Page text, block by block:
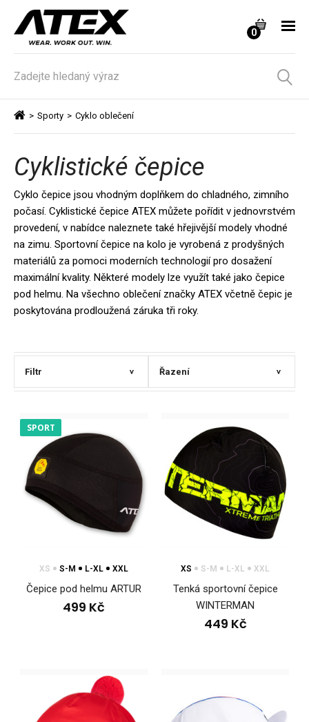
0
> Sporty > Cyklo oblečení
Cyklistické čepice
Cyklo čepice jsou vhodným doplňkem do chladného, zimního
počasí. Cyklistické čepice ATEX můžete pořídit v jednovrstvém
provedení, v nabídce naleznete také hřejivější modely vhodné
na zimu. Sportovní čepice na kolo je vyrobená z prodyšných
materiálů za pomoci moderních technologií pro dosažení
maximální kvality. Některé modely lze využít také jako čepice
pod helmu. Na všechno oblečení značky ATEX včetně čepic je
poskytována prodloužená záruka tři roky.
Filtr > Řazení >
Čepice pod helmu ARTUR
499 Kč
SPORT
XS S-M L-XL XXL
Čepice pod helmu ARTUR
499 Kč
XS S-M L-XL XXL
Tenká sportovní čepice
WINTERMAN
449 Kč